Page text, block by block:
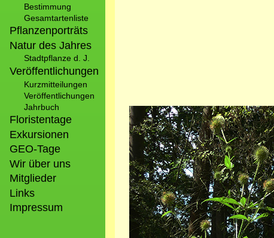
Bestimmung
Gesamtartenliste
Pflanzenporträts
Natur des Jahres
Stadtpflanze d. J.
Veröffentlichungen
Kurzmitteilungen
Veröffentlichungen
Jahrbuch
Floristentage
Exkursionen
GEO-Tage
Wir über uns
Mitglieder
Links
Impressum
Bild